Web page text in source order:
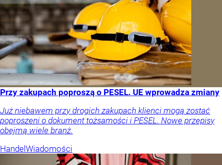
Przy zakupach poproszą o PESEL. UE wprowadza zmiany
Już niebawem przy drogich zakupach klienci mogą zostać
poproszeni o dokument tożsamości i PESEL. Nowe przepisy
obejmą wiele branż.
HandelWiadomości